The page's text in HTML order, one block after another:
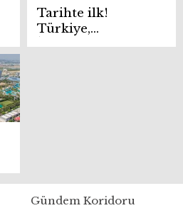
Tarihte ilk!
Türkiye,
İspanya’yı geçti
Gündem Koridoru